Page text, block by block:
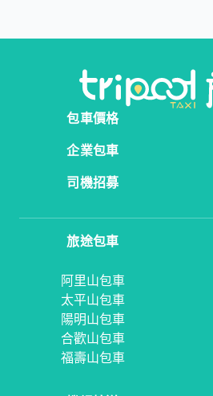
包車價格
企業包車
司機招募
旅途包車
阿里山包車
太平山包車
陽明山包車
合歡山包車
福壽山包車